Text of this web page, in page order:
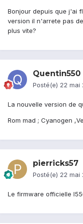
Bonjour depuis que j'ai
version il n'arrete pas
plus vite?
Quentin550
Posté(e) 22 mai
La nouvelle version de
Rom mad ; Cyanogen
pierricks57
Posté(e) 22 mai
Le firmware officielle